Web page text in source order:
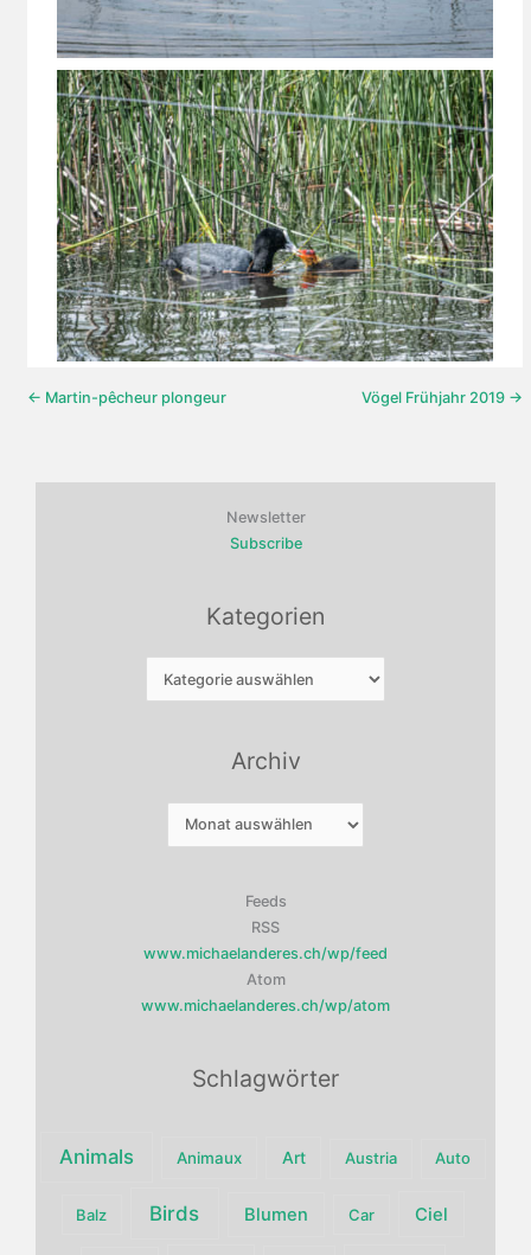
← Martin-pêcheur plongeur Vögel Frühjahr 2019 →
Newsletter
Subscribe
Kategorien
Archiv
Feeds
RSS
www.michaelanderes.ch/wp/feed
Atom
www.michaelanderes.ch/wp/atom
Schlagwörter
Animals Animaux Art Austria Auto
Balz Birds Blumen Car Ciel